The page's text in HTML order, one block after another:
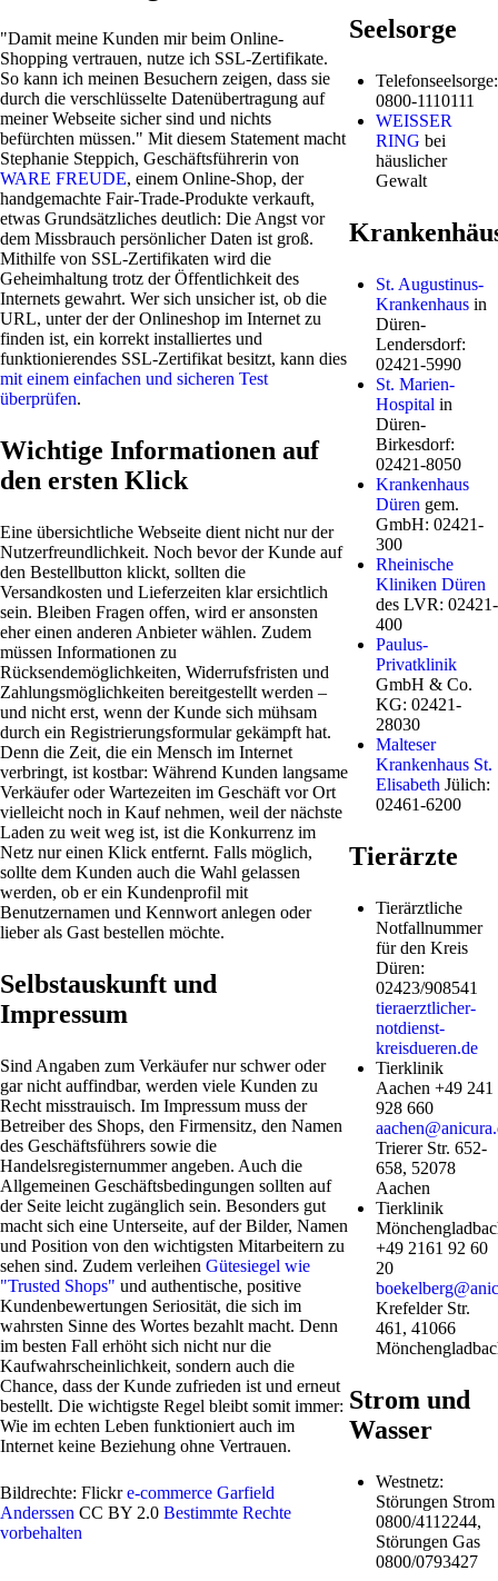
"Damit meine Kunden mir beim Online-
Shopping vertrauen, nutze ich SSL-Zertifikate.
So kann ich meinen Besuchern zeigen, dass sie
durch die verschlüsselte Datenübertragung auf
meiner Webseite sicher sind und nichts
befürchten müssen." Mit diesem Statement macht
Stephanie Steppich, Geschäftsführerin von
WARE FREUDE, einem Online-Shop, der
handgemachte Fair-Trade-Produkte verkauft,
etwas Grundsätzliches deutlich: Die Angst vor
dem Missbrauch persönlicher Daten ist groß.
Mithilfe von SSL-Zertifikaten wird die
Geheimhaltung trotz der Öffentlichkeit des
Internets gewahrt. Wer sich unsicher ist, ob die
URL, unter der der Onlineshop im Internet zu
finden ist, ein korrekt installiertes und
funktionierendes SSL-Zertifikat besitzt, kann dies
mit einem einfachen und sicheren Test
überprüfen.
Wichtige Informationen auf
den ersten Klick
Eine übersichtliche Webseite dient nicht nur der
Nutzerfreundlichkeit. Noch bevor der Kunde auf
den Bestellbutton klickt, sollten die
Versandkosten und Lieferzeiten klar ersichtlich
sein. Bleiben Fragen offen, wird er ansonsten
eher einen anderen Anbieter wählen. Zudem
müssen Informationen zu
Rücksendemöglichkeiten, Widerrufsfristen und
Zahlungsmöglichkeiten bereitgestellt werden –
und nicht erst, wenn der Kunde sich mühsam
durch ein Registrierungsformular gekämpft hat.
Denn die Zeit, die ein Mensch im Internet
verbringt, ist kostbar: Während Kunden langsame
Verkäufer oder Wartezeiten im Geschäft vor Ort
vielleicht noch in Kauf nehmen, weil der nächste
Laden zu weit weg ist, ist die Konkurrenz im
Netz nur einen Klick entfernt. Falls möglich,
sollte dem Kunden auch die Wahl gelassen
werden, ob er ein Kundenprofil mit
Benutzernamen und Kennwort anlegen oder
lieber als Gast bestellen möchte.
Selbstauskunft und
Impressum
Sind Angaben zum Verkäufer nur schwer oder
gar nicht auffindbar, werden viele Kunden zu
Recht misstrauisch. Im Impressum muss der
Betreiber des Shops, den Firmensitz, den Namen
des Geschäftsführers sowie die
Handelsregisternummer angeben. Auch die
Allgemeinen Geschäftsbedingungen sollten auf
der Seite leicht zugänglich sein. Besonders gut
macht sich eine Unterseite, auf der Bilder, Namen
und Position von den wichtigsten Mitarbeitern zu
sehen sind. Zudem verleihen Gütesiegel wie
"Trusted Shops" und authentische, positive
Kundenbewertungen Seriosität, die sich im
wahrsten Sinne des Wortes bezahlt macht. Denn
im besten Fall erhöht sich nicht nur die
Kaufwahrscheinlichkeit, sondern auch die
Chance, dass der Kunde zufrieden ist und erneut
bestellt. Die wichtigste Regel bleibt somit immer:
Wie im echten Leben funktioniert auch im
Internet keine Beziehung ohne Vertrauen.
Bildrechte: Flickre-commerce Garfield
Anderssen CC BY 2.0 Bestimmte Rechte
vorbehalten
Seelsorge
Telefonseelsorge:
0800-1110111
WEISSER
RING bei
häuslicher
Gewalt
St. Augustinus-
Krankenhausin
Düren-
Lendersdorf:
02421-5990
St. Marien-
Hospital in
Düren-
Birkesdorf:
02421-8050
Krankenhaus
Düren gem.
GmbH: 02421-
300
Rheinische
Kliniken Düren
des LVR: 02421-
400
Paulus-
Privatklinik
GmbH & Co.
KG: 02421-
28030
Malteser
Krankenhaus St.
Elisabeth Jülich:
02461-6200
Tierärzte
Tierärztliche
Notfallnummer
für den Kreis
Düren:
02423/908541
tieraerztlicher-
notdienst-
kreisdueren.de
Tierklinik
Aachen +49 241
928 660
Trierer Str. 652-
658, 52078
Aachen
Tierklinik
+49 2161 92 60
20
Krefelder Str.
461, 41066
Strom und
Wasser
Westnetz:
Störungen Strom
0800/4112244,
Störungen Gas
0800/0793427